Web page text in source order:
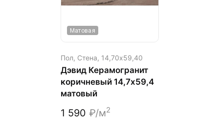
Матовая
Пол, Стена, 14,70х59,40
Дэвид Керамогранит
коричневый 14,7х59,4
матовый
1 590 ₽/м2